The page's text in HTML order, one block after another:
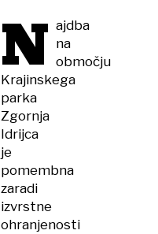
N ajdba
na
območju
Krajinskega
parka
Zgornja
Idrijca
je
pomembna
zaradi
izvrstne
ohranjenosti
je za